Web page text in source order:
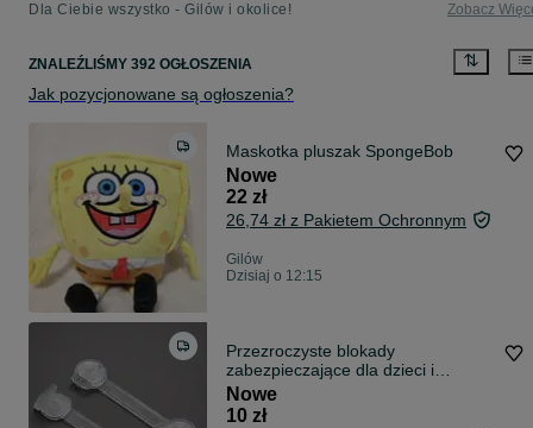
Dla Ciebie wszystko - Gilów i okolice! Zobacz
ZNALEŹLIŚMY 392 OGŁOSZENIA
Jak pozycjonowane są ogłoszenia?
Maskotka pluszak SpongeBob
Nowe
22 zł
26,74 zł z Pakietem Ochronnym
Gilów
Dzisiaj o 12:15
Przezroczyste blokady
zabezpieczające dla dzieci i
zwierząt – zestaw 2 szt.
Nowe
10 zł